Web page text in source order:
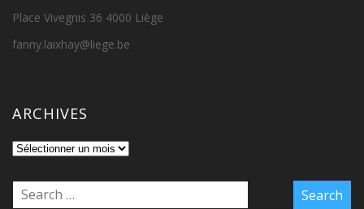
Place Vivegnis 36 4000 Liège
fanny.laixhay@liege.be
ARCHIVES
Archives